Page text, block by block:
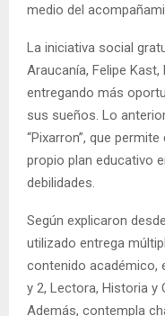
medio del
La iniciativa social
Araucanía, Felipe
entregando más
sus sueños. Lo
“Pixarron”, que
propio plan educativo
debilidades.
Según explicaron
utilizado entrega
contenido académico,
y 2, Lectora, Historia y
Además, contempla